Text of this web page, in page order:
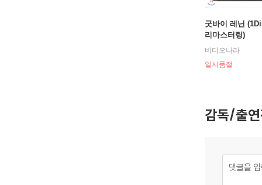
굿바이 레닌
리마스터링)
비디오나라
일시품절
감독/출